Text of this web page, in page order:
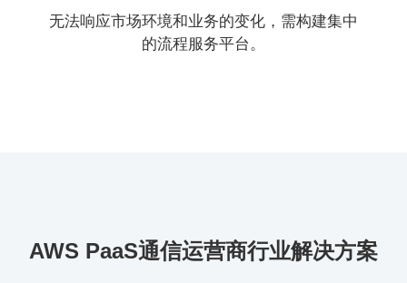
无法响应市场环境和业务的变化，需构建集中
的流程服务平台。
AWS PaaS通信运营商行业解决方案